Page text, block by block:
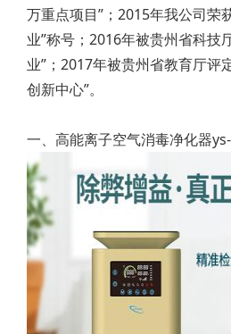
万重点项目”；2015年我公司荣
业”称号；2016年被贵州省科技
业”；2017年被贵州省教育厅评
创新中心”。
一、高能离子空气消毒净化器